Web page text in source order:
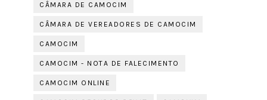
CÂMARA DE CAMOCIM
CÂMARA DE VEREADORES DE CAMOCIM
CAMOCIM
CAMOCIM - NOTA DE FALECIMENTO
CAMOCIM ONLINE